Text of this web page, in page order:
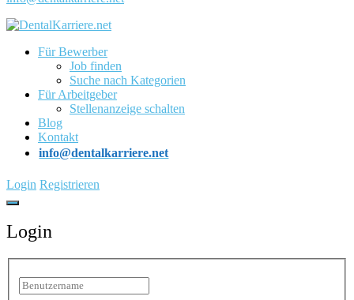
Für Bewerber
Job finden
Suche nach Kategorien
Für Arbeitgeber
Stellenanzeige schalten
Blog
Kontakt
info@dentalkarriere.net
Login Registrieren
Login